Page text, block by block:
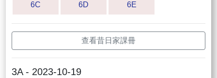
6C 6D 6E
查看昔日家課冊
3A - 2023-10-19